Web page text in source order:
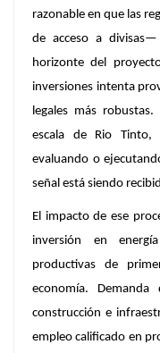
razonable en que las
de acceso a
horizonte del
inversiones intenta
legales más
escala de Rio Tinto,
evaluando o
señal está siendo
El impacto de ese
inversión en
productivas de
economía. Demanda
construcción e
empleo calificado en